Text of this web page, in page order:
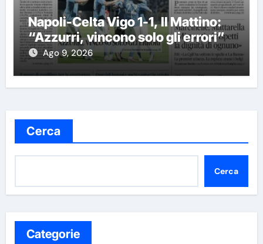
Napoli-Celta Vigo 1-1, Il Mattino:
“Azzurri, vincono solo gli errori”
Ago 9, 2026
Cerca
Cerca
Categorie